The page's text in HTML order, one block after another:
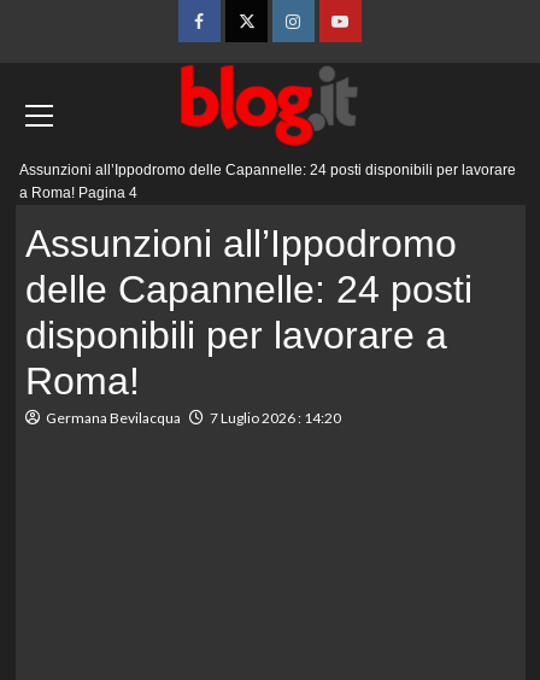
FacebookTwitterInstagramYouTube
principale
Assunzioni all’Ippodromo delle Capannelle: 24 posti disponibili per lavorare
a Roma! Pagina 4
Assunzioni all’Ippodromo
delle Capannelle: 24 posti
disponibili per lavorare a
Roma!
Germana Bevilacqua 7 Luglio 2026 : 14:20